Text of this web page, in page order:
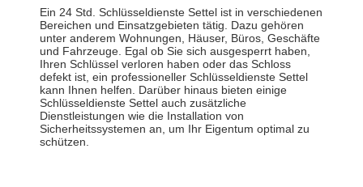
Ein 24 Std. Schlüsseldienste Settel ist in verschiedenen
Bereichen und Einsatzgebieten tätig. Dazu gehören
unter anderem Wohnungen, Häuser, Büros, Geschäfte
und Fahrzeuge. Egal ob Sie sich ausgesperrt haben,
Ihren Schlüssel verloren haben oder das Schloss
defekt ist, ein professioneller Schlüsseldienste Settel
kann Ihnen helfen. Darüber hinaus bieten einige
Schlüsseldienste Settel auch zusätzliche
Dienstleistungen wie die Installation von
Sicherheitssystemen an, um Ihr Eigentum optimal zu
schützen.